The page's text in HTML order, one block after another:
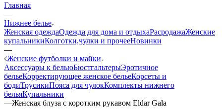
Главная
—
Нижнее белье
Женская одеждаОдежда для дома и отдыхаРасродажаЖенские
купальникиКолготки,чулки и прочееНовинки
—
Женские футболки и майки
Аксессуары к бельюБюстгальтерыЭротичное
бельеКорректирующее женское бельеКорсеты и
бодиТрусикиПояса для чулокКомплекты нижнего
бельяКупальники
—Женская блуза с коротким рукавом Eldar Gala